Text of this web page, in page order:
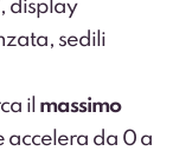
display
sedili
il massimo
accelera da 0 a